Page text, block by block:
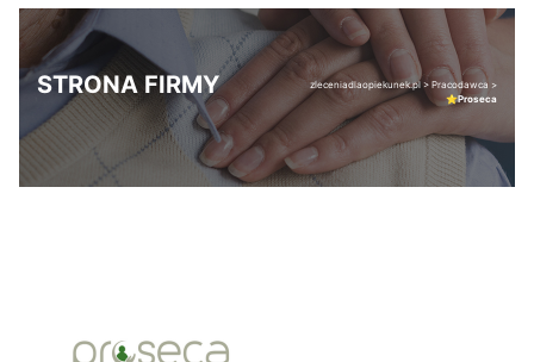
STRONA FIRMY zleceniadlaopiekunek.pl > Pracodawca >
⭐️Proseca